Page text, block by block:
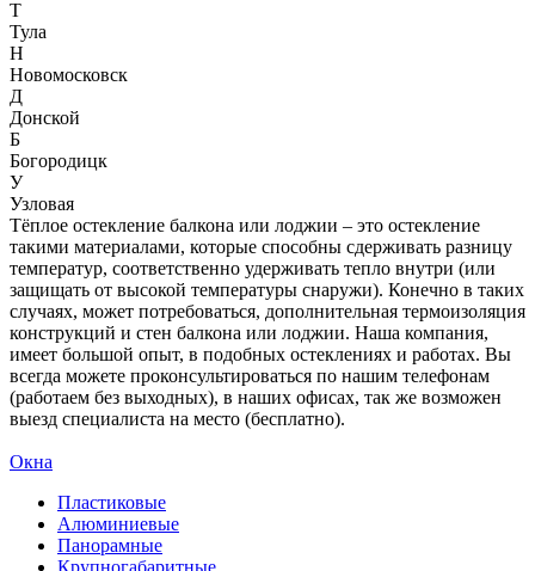
Т
Тула
Н
Новомосковск
Д
Донской
Б
Богородицк
У
Узловая
Тёплое остекление балкона или лоджии – это остекление
такими материалами, которые способны сдерживать разницу
температур, соответственно удерживать тепло внутри (или
защищать от высокой температуры снаружи). Конечно в таких
случаях, может потребоваться, дополнительная термоизоляция
конструкций и стен балкона или лоджии. Наша компания,
имеет большой опыт, в подобных остеклениях и работах. Вы
всегда можете проконсультироваться по нашим телефонам
(работаем без выходных), в наших офисах, так же возможен
выезд специалиста на место (бесплатно).
Окна
Пластиковые
Алюминиевые
Панорамные
Крупногабаритные